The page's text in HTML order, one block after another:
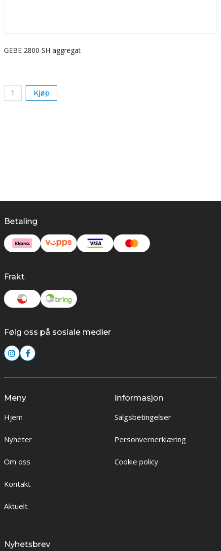
GEBE 2800 SH aggregat
Kjøp
Betaling
Frakt
Følg oss på sosiale medier
Meny
Hjem
Nyheter
Om oss
Kontakt
Aktuelt
Informasjon
Salgsbetingelser
Personvernerklæring
Cookie policy
Nyhetsbrev